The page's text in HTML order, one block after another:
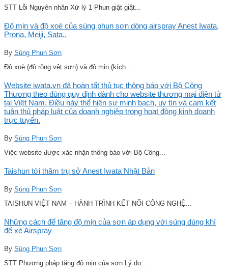
STT Lỗi Nguyên nhân Xử lý 1 Phun giật giật...
Độ mịn và độ xoè của súng phun sơn dòng airspray Anest Iwata,
Prona, Meiji, Sata..
By Súng Phun Sơn
Độ xoè (độ rộng vệt sơn) và độ mịn (kích...
Website iwata.vn đã hoàn tất thủ tục thông báo với Bộ Công
Thương theo đúng quy định dành cho website thương mại điện tử
tại Việt Nam. Điều này thể hiện sự minh bạch, uy tín và cam kết
tuân thủ pháp luật của doanh nghiệp trong hoạt động kinh doanh
trực tuyến.
By Súng Phun Sơn
Việc website được xác nhận thông báo với Bộ Công...
Taishun tới thăm trụ sở Anest Iwata Nhật Bản
By Súng Phun Sơn
TAISHUN VIỆT NAM – HÀNH TRÌNH KẾT NỐI CÔNG NGHỆ...
Những cách để tăng độ mịn của sơn áp dụng với súng dùng khí
để xé Airspray
By Súng Phun Sơn
STT Phương pháp tăng độ mịn của sơn Lý do...